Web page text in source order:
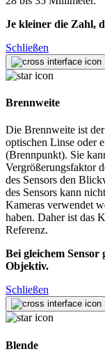
Je kleiner die Zahl,
Schließen
Brennweite
Die Brennweite ist
optischen Linse oder
(Brennpunkt). Sie
Vergrößerungsfaktor
des Sensors den
des Sensors kann
Kameras verwendet
haben. Daher ist das
Referenz.
Bei gleichem
Objektiv.
Schließen
Blende